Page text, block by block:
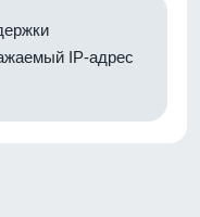
IP-адрес